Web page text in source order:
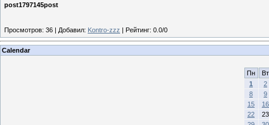
post1797145post
Просмотров: 36 | Добавил: Kontro-zzz | Рейтинг: 0.0/0
Calendar
Пн
Вт
1
2
8
9
15
16
22
23